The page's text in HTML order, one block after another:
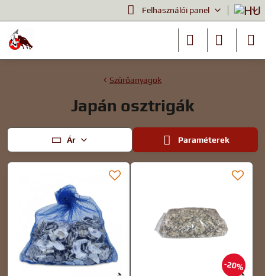
Felhasználói panel
Szűrőanyagok
Japán osztrigák
Ár Paraméterek
20%